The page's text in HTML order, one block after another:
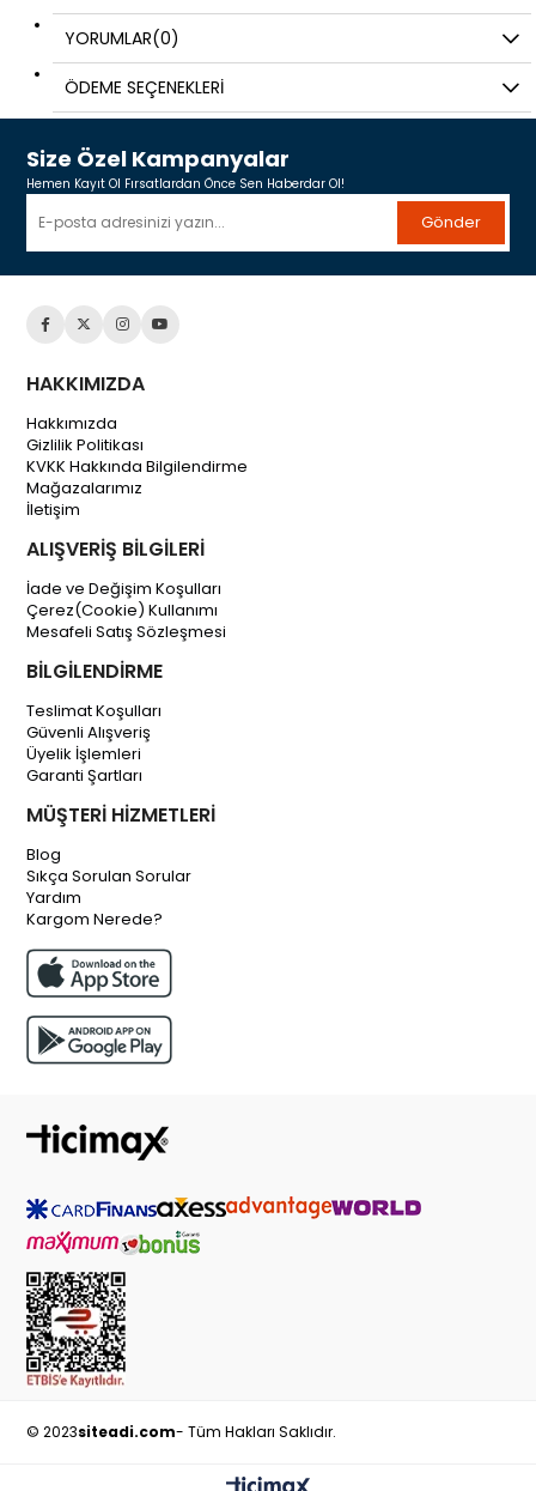
YORUMLAR(0)
ÖDEME SEÇENEKLERI
Size Özel Kampanyalar
Hemen Kayıt Ol Fırsatlardan Önce Sen Haberdar Ol!
Gönder
HAKKIMIZDA
Hakkımızda
Gizlilik Politikası
KVKK Hakkında Bilgilendirme
Mağazalarımız
İletişim
ALIŞVERİŞ BİLGİLERİ
İade ve Değişim Koşulları
Çerez(Cookie) Kullanımı
Mesafeli Satış Sözleşmesi
BİLGİLENDİRME
Teslimat Koşulları
Güvenli Alışveriş
Üyelik İşlemleri
Garanti Şartları
MÜŞTERİ HİZMETLERİ
Blog
Sıkça Sorulan Sorular
Yardım
Kargom Nerede?
© 2023siteadi.com- Tüm Hakları Saklıdır.